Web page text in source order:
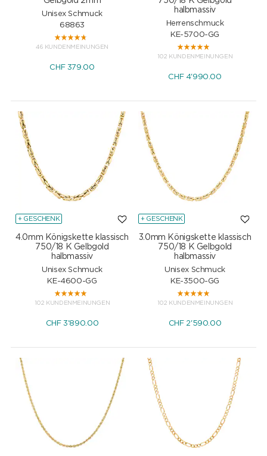
Unisex Schmuck
68863
46 KUNDENMEINUNGEN
CHF 379.00
halbmassiv
Herrenschmuck
KE-5700-GG
102 KUNDENMEINUNGEN
CHF 4'990.00
+ GESCHENK
4.0mm Königskette klassisch
750/18 K Gelbgold
halbmassiv
Unisex Schmuck
KE-4600-GG
102 KUNDENMEINUNGEN
CHF 3'890.00
+ GESCHENK
3.0mm Königskette klassisch
750/18 K Gelbgold
halbmassiv
Unisex Schmuck
KE-3500-GG
102 KUNDENMEINUNGEN
CHF 2'590.00